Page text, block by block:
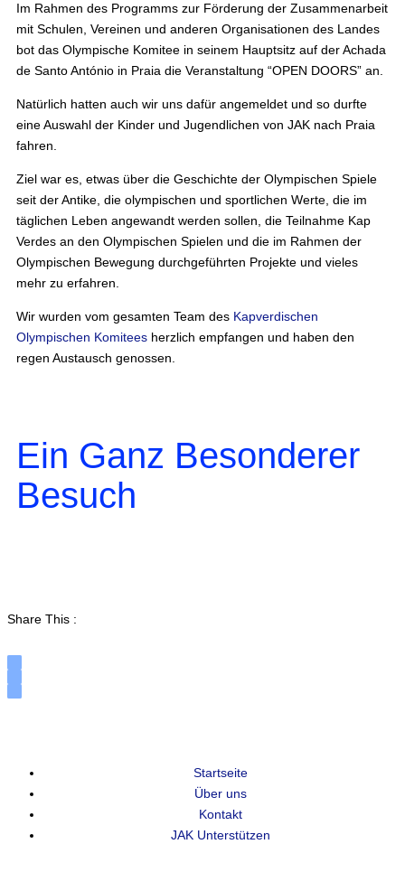
Im Rahmen des Programms zur Förderung der Zusammenarbeit
mit Schulen, Vereinen und anderen Organisationen des Landes
bot das Olympische Komitee in seinem Hauptsitz auf der Achada
de Santo António in Praia die Veranstaltung “OPEN DOORS” an.
Natürlich hatten auch wir uns dafür angemeldet und so durfte
eine Auswahl der Kinder und Jugendlichen von JAK nach Praia
fahren.
Ziel war es, etwas über die Geschichte der Olympischen Spiele
seit der Antike, die olympischen und sportlichen Werte, die im
täglichen Leben angewandt werden sollen, die Teilnahme Kap
Verdes an den Olympischen Spielen und die im Rahmen der
Olympischen Bewegung durchgeführten Projekte und vieles
mehr zu erfahren.
Wir wurden vom gesamten Team des Kapverdischen
Olympischen Komitees herzlich empfangen und haben den
regen Austausch genossen.
Ein Ganz Besonderer
Besuch
Share This :
Startseite
Über uns
Kontakt
JAK Unterstützen